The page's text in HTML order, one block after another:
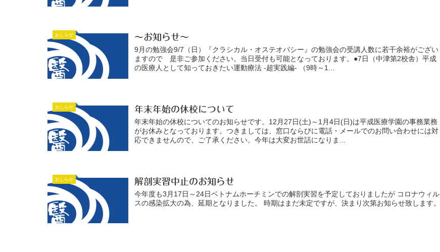
おしらせ ～お知らせ～
9月の勉強会9/7（日）『クラシカル・オステオパシー』の勉強会の受講人数に若干余裕がござい
ますので 是非ご参加ください。当日受付も可能となっております。●7日（中津第2校舎）平成
の医療人として知っておきたい運動療法 -超実践編- （9時～1...
おしらせ 年末年始の休校について
年末年始の休校についてのお知らせです。12月27日(土)～1月4日(日)は平成医療学園の事務業務
がお休みとなっております。つきましては、窓口ならびに電話・メールでのお問い合わせには対
応できませんので、ご了承ください。今年は大変お世話になりま...
おしらせ 解剖実習中止のお知らせ
今年度も3月17日～24日ベトナムホーチミンでの解剖実習を予定しておりましたが コロナウィル
スの感染拡大の為、延期となりました。 時期はまだ未定ですが、決まり次第お知らせ致します。